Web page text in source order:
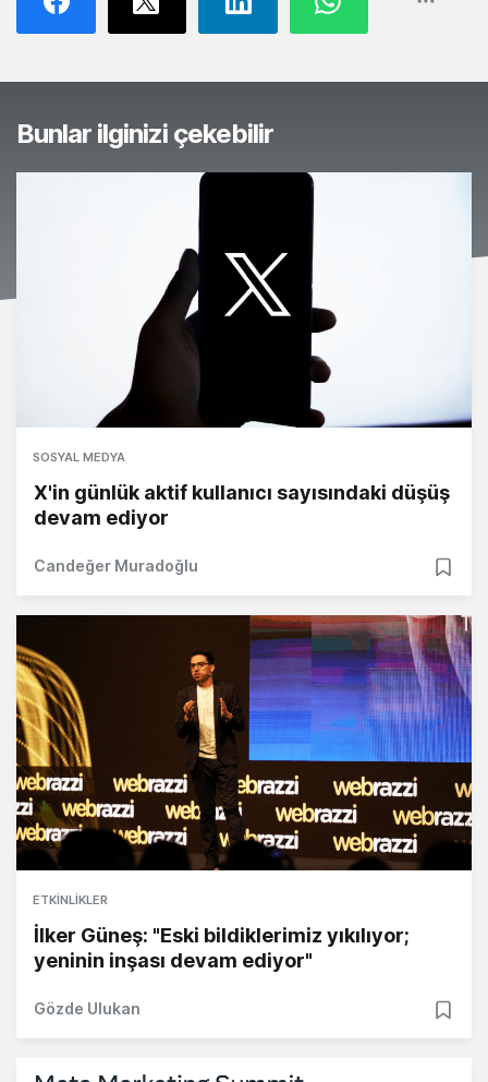
Bunlar ilginizi çekebilir
SOSYAL MEDYA
X'in günlük aktif kullanıcı sayısındaki düşüş
devam ediyor
Candeğer Muradoğlu
ETKINLIKLER
İlker Güneş: "Eski bildiklerimiz yıkılıyor;
yeninin inşası devam ediyor"
Gözde Ulukan